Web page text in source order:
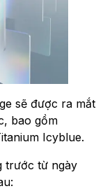
sẽ được ra mắt
bao gồm
Icyblue.
trước từ ngày